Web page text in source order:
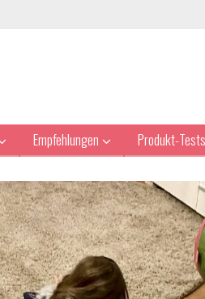
Empfehlungen Produkt-Tests